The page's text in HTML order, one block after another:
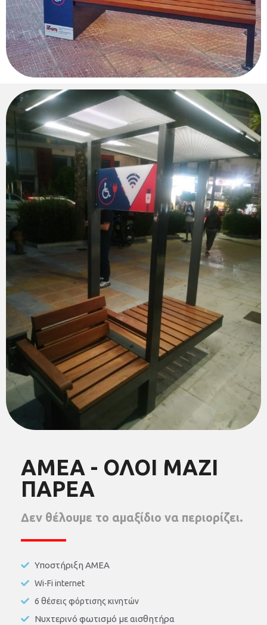
ΑΜΕΑ - ΟΛΟΙ ΜΑΖΙ
ΠΑΡΕΑ
Δεν θέλουμε το αμαξίδιο να περιορίζει.
Υποστήριξη ΑΜΕΑ
Wi-Fi internet
6 θέσεις φόρτισης κινητών
Νυχτερινό φωτισμό με αισθητήρα